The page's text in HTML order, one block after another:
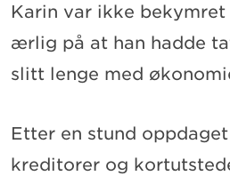
Karin var ikke
ærlig på at han hadde
slitt lenge med
Etter en stund
kreditorer og